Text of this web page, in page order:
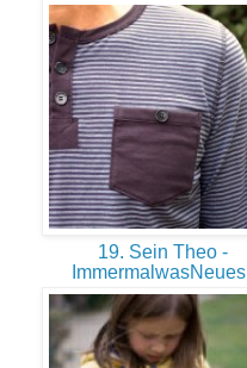
19. Sein Theo -
ImmermalwasNeues